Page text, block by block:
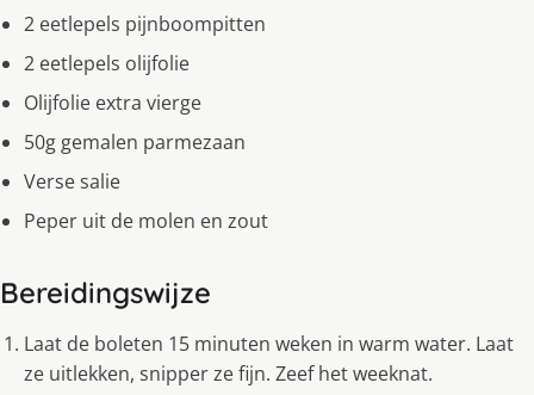
2 eetlepels pijnboompitten
2 eetlepels olijfolie
Olijfolie extra vierge
50g gemalen parmezaan
Verse salie
Peper uit de molen en zout
Bereidingswijze
Laat de boleten 15 minuten weken in warm water. Laat
ze uitlekken, snipper ze fijn. Zeef het weeknat.